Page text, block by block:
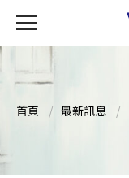
首頁 最新訊息